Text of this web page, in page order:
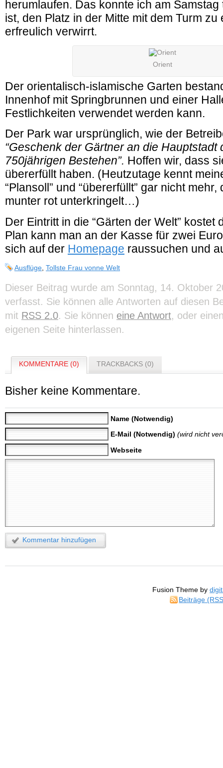
herumlaufen. Das konnte ich am Samstag
ist, den Platz in der Mitte mit dem Turm
erfreulich verwirrt.
Orient
Der orientalisch-islamische Garten
Innenhof mit Springbrunnen und einer
Festlichkeiten verwendet werden kann.
Der Park war ursprünglich, wie der
“Geschenk der Gärtner an die Hauptstadt
750jährigen Bestehen”. Hoffen wir, dass
übererfüllt haben. (Heutzutage kennt
“Plansoll” und “übererfüllt” gar nicht
munter rot unterkringelt…)
Der Eintritt in die “Gärten der Welt” kostet
Plan kann man an der Kasse für zwei
sich auf der Homepage raussuchen und
Ausflüge Tollste Frau vonne Welt
Dieser Beitrag wurde am Sonntag, 14. Oktober
verfasst. Sie können alle Antworten auf diesen
mit RSS 2.0. Sie können eine Antwort, oder
eigenen Seite hinterlassen.
KOMMENTARE (0) TRACKBACKS (0)
Bisher keine Kommentare.
Name (Notwendig)
E-Mail (Notwendig) (wird nicht
Webseite
Kommentar hinzufügen
Fusion Theme by
Beiträge